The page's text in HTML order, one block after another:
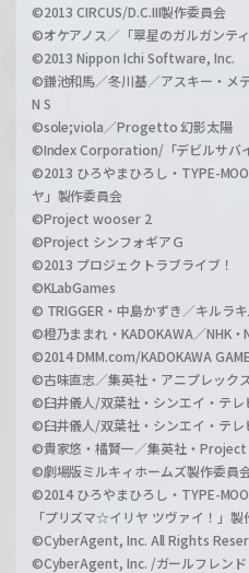
©2013 CIRCUS/D.C.III製作委員会
©オケアノス／「翠星のガルガンテ
©2013 Nippon Ichi Software, Inc.
©鎌池和馬／冬川基／アスキー・メ
N S
©sole;viola／Progetto 幻影太陽
©Index Corporation/「デビルサバ
©2013 ひろやまひろし・TYPE-
ヤ」製作委員会
©Project wooser 2
©Project シンフォギアＧ
©2013 プロジェクトラブライブ！
©KLabGames
© TRIGGER・中島かずき／キルラ
©橙乃ままれ・KADOKAWA／NHK・
©2014 DMM.com/KADOKAWA
©古味直志／集英社・アニプレック
©臼井儀人/双葉社・シンエイ・テレ
©臼井儀人/双葉社・シンエイ・テ
©貴家悠・橘賢一／集英社・Project
©劇場版ミルキィホームズ製作委員
©2014 ひろやまひろし・TYPE-
「プリズマ☆イリヤ ツヴァイ！」製
©CyberAgent, Inc. All Rights
©CyberAgent, Inc. /ガールフレンド